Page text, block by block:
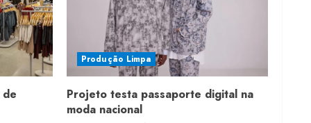
Produção Limpa
Projeto testa passaporte digital na
moda nacional